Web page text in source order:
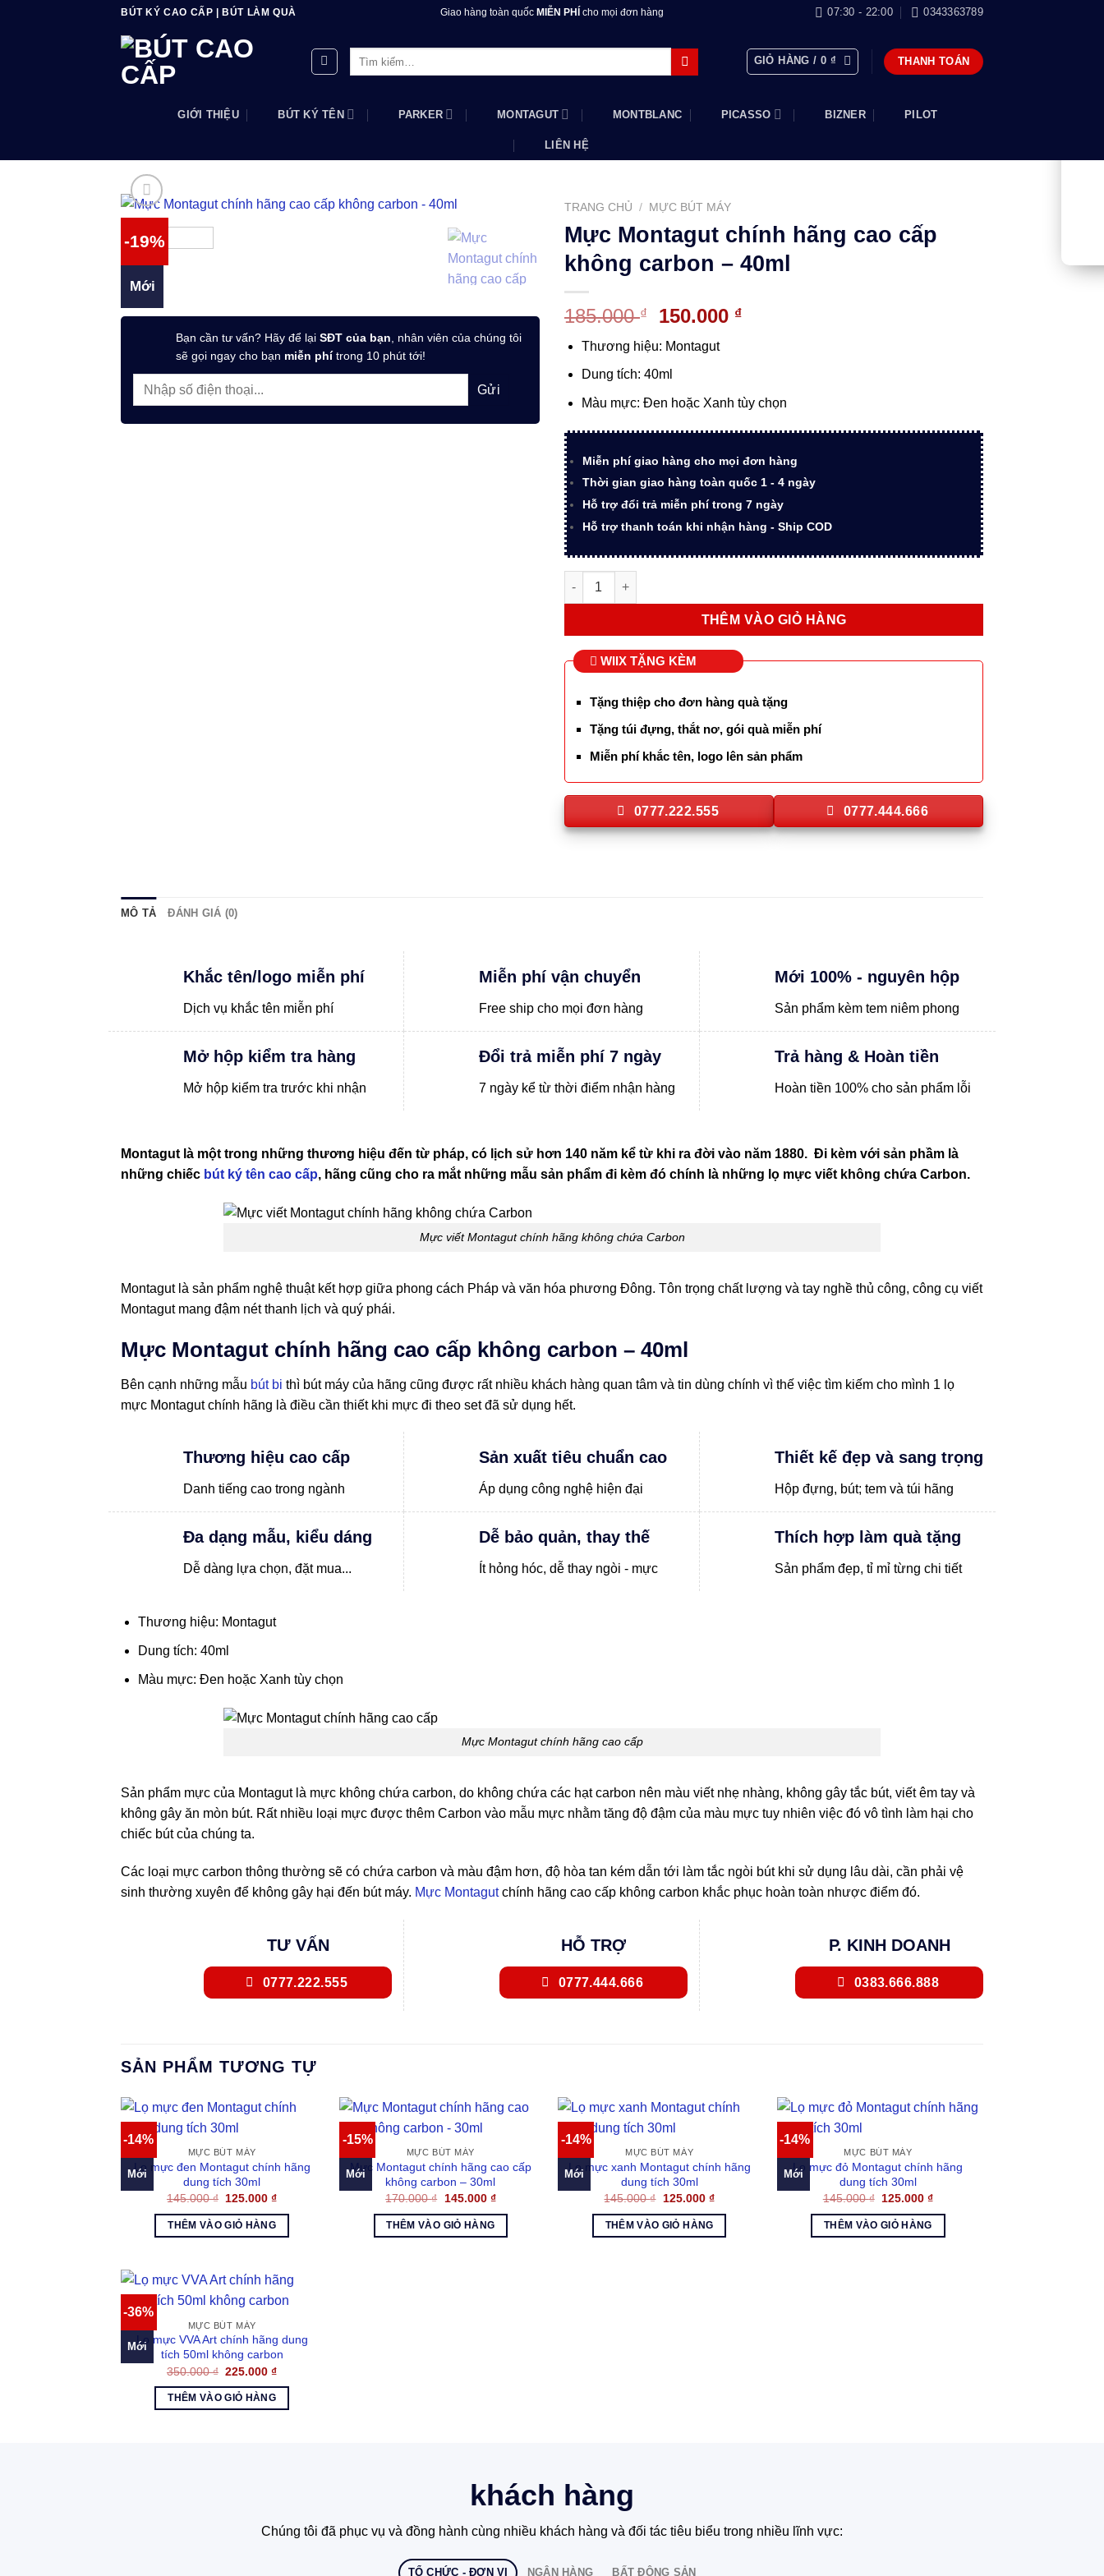
BÚT KÝ CAO CẤP | BÚT LÀM QUÀ Giao hàng toàn quốc MIỄN PHÍ cho mọi đơn hàng 07:30 - 22:00 0343363789
GIỎ HÀNG / 0 ₫ THANH TOÁN
GIỚI THIỆU BÚT KÝ TÊN PARKER MONTAGUT MONTBLANC PICASSO BIZNER PILOT
LIÊN HỆ
-19%
Mới
Bạn cần tư vấn? Hãy để lại SĐT của bạn, nhân viên của chúng tôi
sẽ gọi ngay cho bạn miễn phítrong 10 phút tới!
TRANG CHỦ / MỰC BÚT MÁY
Mực Montagut chính hãng cao cấp
không carbon – 40ml
185.000₫
Giá
là:
185.000 ₫.
150.000 ₫Giá
150.000 ₫.
Thương hiệu: Montagut
Dung tích: 40ml
Màu mực: Đen hoặc Xanh tùy chọn
Miễn phí giao hàng cho mọi đơn hàng
Thời gian giao hàng toàn quốc 1 - 4 ngày
Hỗ trợ đổi trả miễn phí trong 7 ngày
Hỗ trợ thanh toán khi nhận hàng - Ship COD
Mực Montagut chính hãng cao cấp không carbon - 40ml số lượng
THÊM VÀO GIỎ HÀNG
WIIX TẶNG KÈM
Tặng thiệp cho đơn hàng quà tặng
Tặng túi đựng, thắt nơ, gói quà miễn phí
Miễn phí khắc tên, logo lên sản phẩm
0777.222.555 0777.444.666
MÔ TẢ ĐÁNH GIÁ (0)
Khắc tên/logo miễn phí
Dịch vụ khắc tên miễn phí
Miễn phí vận chuyển
Free ship cho mọi đơn hàng
Mới 100% - nguyên hộp
Sản phẩm kèm tem niêm phong
Mở hộp kiểm tra hàng
Mở hộp kiểm tra trước khi nhận
Đổi trả miễn phí 7 ngày
7 ngày kể từ thời điểm nhận hàng
Trả hàng & Hoàn tiền
Hoàn tiền 100% cho sản phẩm lỗi
Montagut là một trong những thương hiệu đến từ pháp, có lịch sử hơn 140 năm kể từ khi ra đời vào năm 1880. Đi kèm với sản phầm là
những chiếc bút ký tên cao cấp, hãng cũng cho ra mắt những mẫu sản phẩm đi kèm đó chính là những lọ mực viết không chứa Carbon.
Mực viết Montagut chính hãng không chứa Carbon
Montagut là sản phẩm nghệ thuật kết hợp giữa phong cách Pháp và văn hóa phương Đông. Tôn trọng chất lượng và tay nghề thủ công, công cụ viết
Montagut mang đậm nét thanh lịch và quý phái.
Mực Montagut chính hãng cao cấp không carbon – 40ml
Bên cạnh những mẫu bút bi thì bút máy của hãng cũng được rất nhiều khách hàng quan tâm và tin dùng chính vì thế việc tìm kiếm cho mình 1 lọ
mực Montagut chính hãng là điều cần thiết khi mực đi theo set đã sử dụng hết.
Thương hiệu cao cấp
Danh tiếng cao trong ngành
Sản xuất tiêu chuẩn cao
Áp dụng công nghệ hiện đại
Thiết kế đẹp và sang trọng
Hộp đựng, bút; tem và túi hãng
Đa dạng mẫu, kiểu dáng
Dễ dàng lựa chọn, đặt mua...
Dễ bảo quản, thay thế
Ít hỏng hóc, dễ thay ngòi - mực
Thích hợp làm quà tặng
Sản phẩm đẹp, tỉ mỉ từng chi tiết
Thương hiệu: Montagut
Dung tích: 40ml
Màu mực: Đen hoặc Xanh tùy chọn
Mực Montagut chính hãng cao cấp
Sản phẩm mực của Montagut là mực không chứa carbon, do không chứa các hạt carbon nên màu viết nhẹ nhàng, không gây tắc bút, viết êm tay và
không gây ăn mòn bút. Rất nhiều loại mực được thêm Carbon vào mẫu mực nhằm tăng độ đậm của màu mực tuy nhiên việc đó vô tình làm hại cho
chiếc bút của chúng ta.
Các loại mực carbon thông thường sẽ có chứa carbon và màu đậm hơn, độ hòa tan kém dẫn tới làm tắc ngòi bút khi sử dụng lâu dài, cần phải vệ
sinh thường xuyên để không gây hại đến bút máy. Mực Montagutchính hãng cao cấp không carbon khắc phục hoàn toàn nhược điểm đó.
TƯ VẤN
0777.222.555
HỖ TRỢ
0777.444.666
P. KINH DOANH
0383.666.888
SẢN PHẨM TƯƠNG TỰ
-14%
Mới
MỰC BÚT MÁY
Lọ mực đen Montagut chính hãng
dung tích 30ml
145.000₫ Giá
là:
145.000 ₫.
125.000₫Giá
THÊM VÀO GIỎ HÀNG
-15%
Mới
MỰC BÚT MÁY
Mực Montagut chính hãng cao cấp
không carbon – 30ml
170.000₫
Giá
là:
170.000 ₫.
145.000 ₫Giá
THÊM VÀO GIỎ HÀNG
-14%
Mới
MỰC BÚT MÁY
Lọ mực xanh Montagut chính hãng
dung tích 30ml
145.000₫ Giá
là:
145.000 ₫.
125.000 ₫Giá
THÊM VÀO GIỎ HÀNG
-14%
Mới
MỰC BÚT MÁY
Lọ mực đỏ Montagut chính hãng
dung tích 30ml
145.000₫ Giá
là:
145.000 ₫.
125.000₫Giá
THÊM VÀO GIỎ HÀNG
-36%
Mới
MỰC BÚT MÁY
Lọ mực VVA Art chính hãng dung
tích 50ml không carbon
350.000₫ Giá
là:
350.000 ₫.
225.000₫Giá
THÊM VÀO GIỎ HÀNG
khách hàng
Chúng tôi đã phục vụ và đồng hành cùng nhiều khách hàng và đối tác tiêu biểu trong nhiều lĩnh vực:
TỔ CHỨC - ĐƠN VỊ NGÂN HÀNG BẤT ĐỘNG SẢN